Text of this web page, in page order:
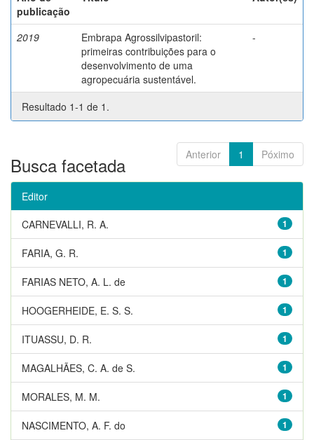
publicação
2019
Embrapa Agrossilvipastoril:
primeiras contribuições para o
desenvolvimento de uma
agropecuária sustentável.
-
Resultado 1-1 de 1.
Anterior 1 Póximo
Busca facetada
Editor
1
CARNEVALLI, R. A.
1
FARIA, G. R.
1
FARIAS NETO, A. L. de
1
HOOGERHEIDE, E. S. S.
1
ITUASSU, D. R.
1
MAGALHÃES, C. A. de S.
1
MORALES, M. M.
1
NASCIMENTO, A. F. do